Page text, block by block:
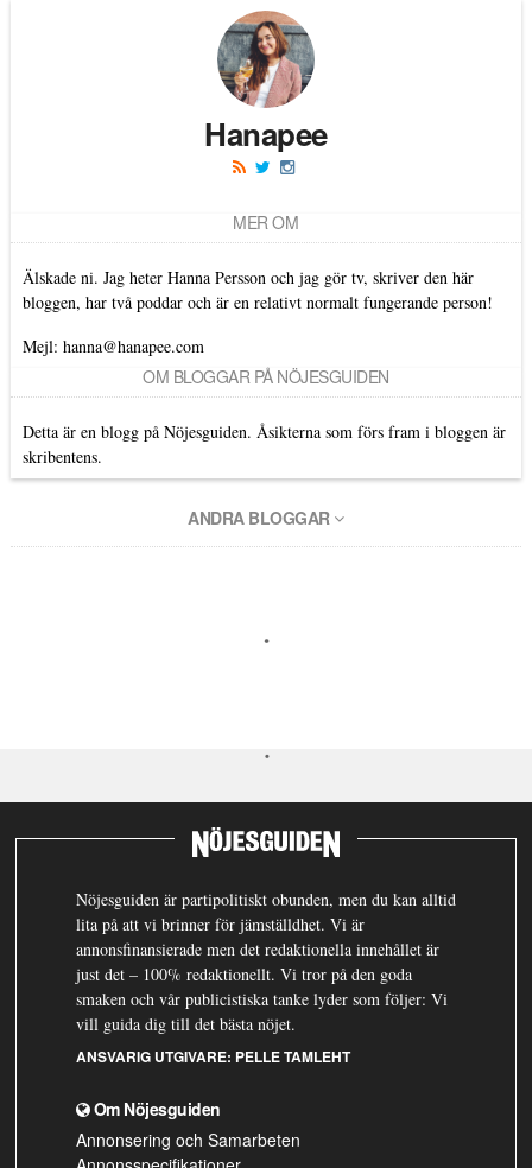
Hanapee
MER OM
Älskade ni. Jag heter Hanna Persson och jag gör tv, skriver den här
bloggen, har två poddar och är en relativt normalt fungerande person!
Mejl: hanna@hanapee.com
OM BLOGGAR PÅ NÖJESGUIDEN
Detta är en blogg på Nöjesguiden. Åsikterna som förs fram i bloggen är
skribentens.
ANDRA BLOGGAR
Nöjesguiden är partipolitiskt obunden, men du kan alltid
lita på att vi brinner för jämställdhet. Vi är
annonsfinansierade men det redaktionella innehållet är
just det – 100% redaktionellt. Vi tror på den goda
smaken och vår publicistiska tanke lyder som följer: Vi
vill guida dig till det bästa nöjet.
ANSVARIG UTGIVARE: PELLE TAMLEHT
Om Nöjesguiden
Annonsering och Samarbeten